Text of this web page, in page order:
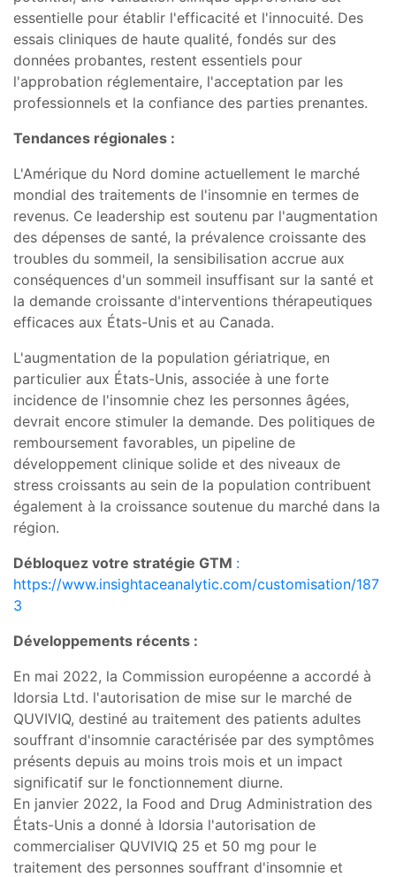
essentielle pour établir l'efficacité et l'innocuité. Des
essais cliniques de haute qualité, fondés sur des
données probantes, restent essentiels pour
l'approbation réglementaire, l'acceptation par les
professionnels et la confiance des parties prenantes.
Tendances régionales :
L'Amérique du Nord domine actuellement le marché
mondial des traitements de l'insomnie en termes de
revenus. Ce leadership est soutenu par l'augmentation
des dépenses de santé, la prévalence croissante des
troubles du sommeil, la sensibilisation accrue aux
conséquences d'un sommeil insuffisant sur la santé et
la demande croissante d'interventions thérapeutiques
efficaces aux États-Unis et au Canada.
L'augmentation de la population gériatrique, en
particulier aux États-Unis, associée à une forte
incidence de l'insomnie chez les personnes âgées,
devrait encore stimuler la demande. Des politiques de
remboursement favorables, un pipeline de
développement clinique solide et des niveaux de
stress croissants au sein de la population contribuent
également à la croissance soutenue du marché dans la
région.
Débloquez votre stratégie GTM :
https://www.insightaceanalytic.com/customisation/187
3
Développements récents :
En mai 2022, la Commission européenne a accordé à
Idorsia Ltd. l'autorisation de mise sur le marché de
QUVIVIQ, destiné au traitement des patients adultes
souffrant d'insomnie caractérisée par des symptômes
présents depuis au moins trois mois et un impact
significatif sur le fonctionnement diurne.
En janvier 2022, la Food and Drug Administration des
États-Unis a donné à Idorsia l'autorisation de
commercialiser QUVIVIQ 25 et 50 mg pour le
traitement des personnes souffrant d'insomnie et